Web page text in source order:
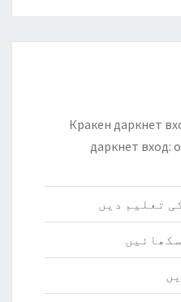
Кракен даркнет
даркнет вход:
تعلیم دیں